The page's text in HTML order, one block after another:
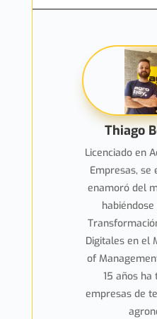
Thiago
Licenciado en
Empresas, se
enamoró del
Digitales en el
of
15 años ha
empresas de